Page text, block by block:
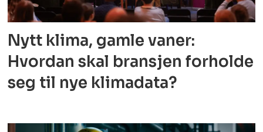
Nytt klima, gamle vaner:
Hvordan skal bransjen forholde
seg til nye klimadata?